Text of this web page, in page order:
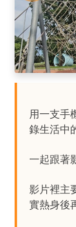
用一支手
錄生活中
一起跟著
影片裡主
實熱身後